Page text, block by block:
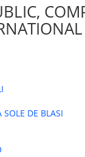
SOLE DE BLASI